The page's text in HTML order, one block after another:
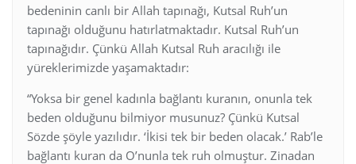
bedeninin canlı bir Allah tapınağı, Kutsal Ruh’un
tapınağı olduğunu hatırlatmaktadır. Kutsal Ruh’un
tapınağıdır. Çünkü Allah Kutsal Ruh aracılığı ile
yüreklerimizde yaşamaktadır:
“Yoksa bir genel kadınla bağlantı kuranın, onunla tek
beden olduğunu bilmiyor musunuz? Çünkü Kutsal
Sözde şöyle yazılıdır. ‘İkisi tek bir beden olacak.’ Rab’le
bağlantı kuran da O’nunla tek ruh olmuştur. Zinadan